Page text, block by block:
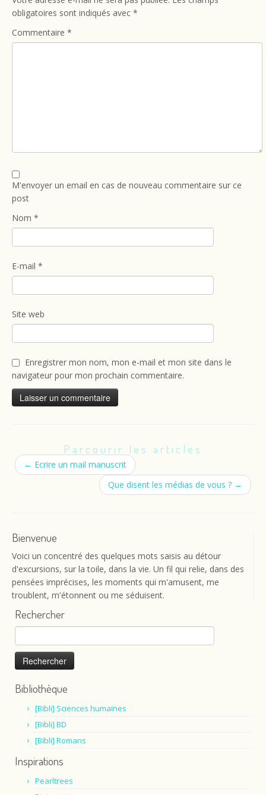
obligatoires sont indiqués avec *
Commentaire *
M'envoyer un email en cas de nouveau commentaire sur ce
post
Nom *
E-mail *
Site web
Enregistrer mon nom, mon e-mail et mon site dans le
navigateur pour mon prochain commentaire.
Parcourir les articles
← Ecrire un mail manuscrit
Que disent les médias de vous ? →
Bienvenue
Voici un concentré des quelques mots saisis au détour
d'excursions, sur la toile, dans la vie. Un fil qui relie, dans des
pensées imprécises, les moments qui m'amusent, me
troublent, m'étonnent ou me séduisent.
Rechercher
Rechercher :
Bibliothèque
[Bibli] Sciences humaines
[Bibli] BD
[Bibli] Romans
Inspirations
Pearltrees